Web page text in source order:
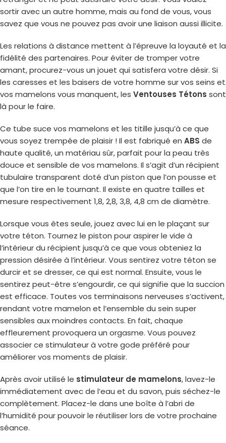
sortir avec un autre homme, mais au fond de vous, vous
savez que vous ne pouvez pas avoir une liaison aussi illicite.
Les relations à distance mettent à l’épreuve la loyauté et la
fidélité des partenaires. Pour éviter de tromper votre
amant, procurez-vous un jouet qui satisfera votre désir. Si
les caresses et les baisers de votre homme sur vos seins et
vos mamelons vous manquent, les Ventouses Tétons sont
là pour le faire.
Ce tube suce vos mamelons et les titille jusqu’à ce que
vous soyez trempée de plaisir ! Il est fabriqué en ABS de
haute qualité, un matériau sûr, parfait pour la peau très
douce et sensible de vos mamelons. Il s’agit d’un récipient
tubulaire transparent doté d’un piston que l’on pousse et
que l’on tire en le tournant. Il existe en quatre tailles et
mesure respectivement 1,8, 2,8, 3,8, 4,8 cm de diamètre.
Lorsque vous êtes seule, jouez avec lui en le plaçant sur
votre téton. Tournez le piston pour aspirer le vide à
l’intérieur du récipient jusqu’à ce que vous obteniez la
pression désirée à l’intérieur. Vous sentirez votre téton se
durcir et se dresser, ce qui est normal. Ensuite, vous le
sentirez peut-être s’engourdir, ce qui signifie que la succion
est efficace. Toutes vos terminaisons nerveuses s’activent,
rendant votre mamelon et l’ensemble du sein super
sensibles aux moindres contacts. En fait, chaque
effleurement provoquera un orgasme. Vous pouvez
associer ce stimulateur à votre gode préféré pour
améliorer vos moments de plaisir.
Après avoir utilisé le stimulateur de mamelons, lavez-le
immédiatement avec de l’eau et du savon, puis séchez-le
complètement. Placez-le dans une boîte à l’abri de
l’humidité pour pouvoir le réutiliser lors de votre prochaine
séance.